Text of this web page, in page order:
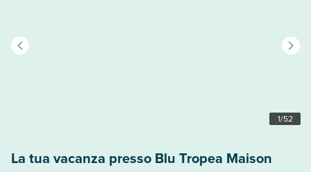
1/52
La tua vacanza presso Blu Tropea Maison